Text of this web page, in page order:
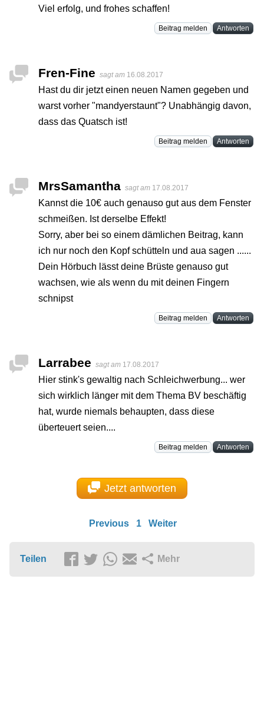
Viel erfolg, und frohes schaffen!
Beitrag melden Antworten
Fren-Fine sagt am 16.08.2017
Hast du dir jetzt einen neuen Namen gegeben und
warst vorher "mandyerstaunt"? Unabhängig davon,
dass das Quatsch ist!
Beitrag melden Antworten
MrsSamantha sagt am 17.08.2017
Kannst die 10€ auch genauso gut aus dem Fenster
schmeißen. Ist derselbe Effekt!
Sorry, aber bei so einem dämlichen Beitrag, kann
ich nur noch den Kopf schütteln und aua sagen ......
Dein Hörbuch lässt deine Brüste genauso gut
wachsen, wie als wenn du mit deinen Fingern
schnipst
Beitrag melden Antworten
Larrabee sagt am 17.08.2017
Hier stink's gewaltig nach Schleichwerbung... wer
sich wirklich länger mit dem Thema BV beschäftig
hat, wurde niemals behaupten, dass diese
überteuert seien....
Beitrag melden Antworten
Jetzt antworten
Previous 1 Weiter
Teilen Mehr